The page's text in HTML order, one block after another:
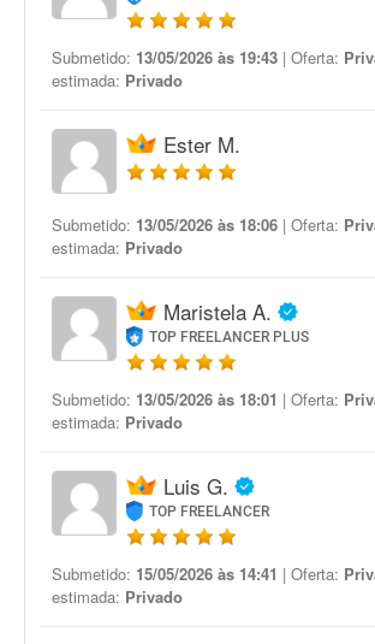
Submetido: 13/05/2026 às 19:43 | Oferta:
estimada: Privado
Ester M.
Submetido: 13/05/2026 às 18:06 | Oferta:
estimada: Privado
Maristela A.
TOP FREELANCER PLUS
Submetido: 13/05/2026 às 18:01 | Oferta:
estimada: Privado
Luis G.
TOP FREELANCER
Submetido: 15/05/2026 às 14:41 | Oferta:
estimada: Privado